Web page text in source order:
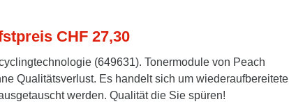
CHF 27,30
(649631). Tonermodule von Peach
Qualitätsverlust. Es handelt sich um wiederaufbereitete
werden. Qualität die Sie spüren!